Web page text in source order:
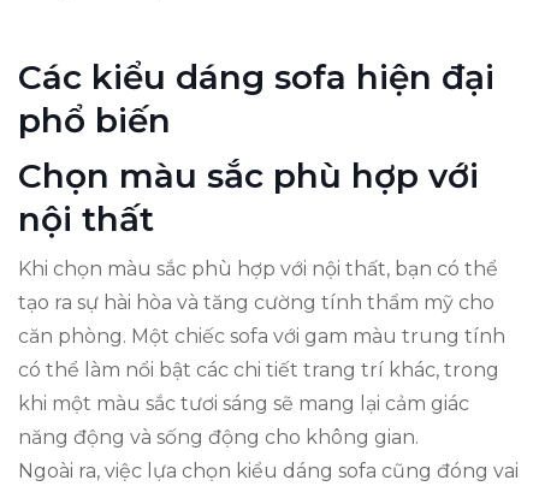
Các kiểu dáng sofa hiện đại
phổ biến
Chọn màu sắc phù hợp với
nội thất
Khi chọn màu sắc phù hợp với nội thất, bạn có thể
tạo ra sự hài hòa và tăng cường tính thẩm mỹ cho
căn phòng. Một chiếc sofa với gam màu trung tính
có thể làm nổi bật các chi tiết trang trí khác, trong
khi một màu sắc tươi sáng sẽ mang lại cảm giác
năng động và sống động cho không gian.
Ngoài ra, việc lựa chọn kiểu dáng sofa cũng đóng vai